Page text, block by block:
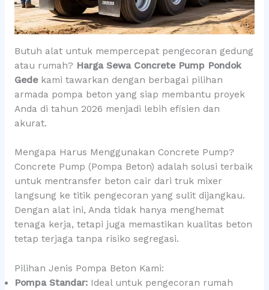
Butuh alat untuk mempercepat pengecoran gedung
atau rumah? Harga Sewa Concrete Pump Pondok
Gedekami tawarkan dengan berbagai pilihan
armada pompa beton yang siap membantu proyek
Anda di tahun 2026 menjadi lebih efisien dan
akurat.
Mengapa Harus Menggunakan Concrete Pump?
Concrete Pump (Pompa Beton) adalah solusi terbaik
untuk mentransfer beton cair dari truk mixer
langsung ke titik pengecoran yang sulit dijangkau.
Dengan alat ini, Anda tidak hanya menghemat
tenaga kerja, tetapi juga memastikan kualitas beton
tetap terjaga tanpa risiko segregasi.
Pilihan Jenis Pompa Beton Kami:
Pompa Standar:Ideal untuk pengecoran rumah